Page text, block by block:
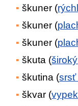
škuner (
škuner (
škuner (
škuta (
škutina (srsť
škvar (